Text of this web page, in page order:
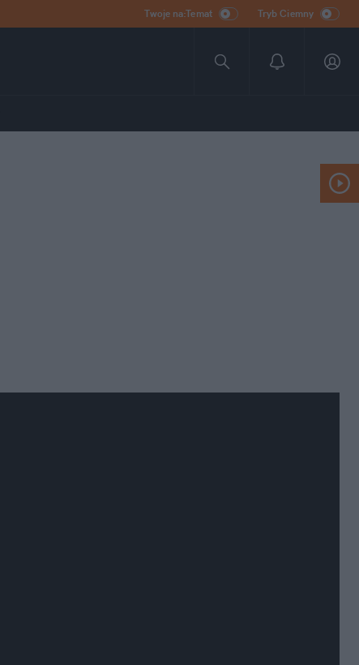
Twoje na:Temat Tryb Ciemny